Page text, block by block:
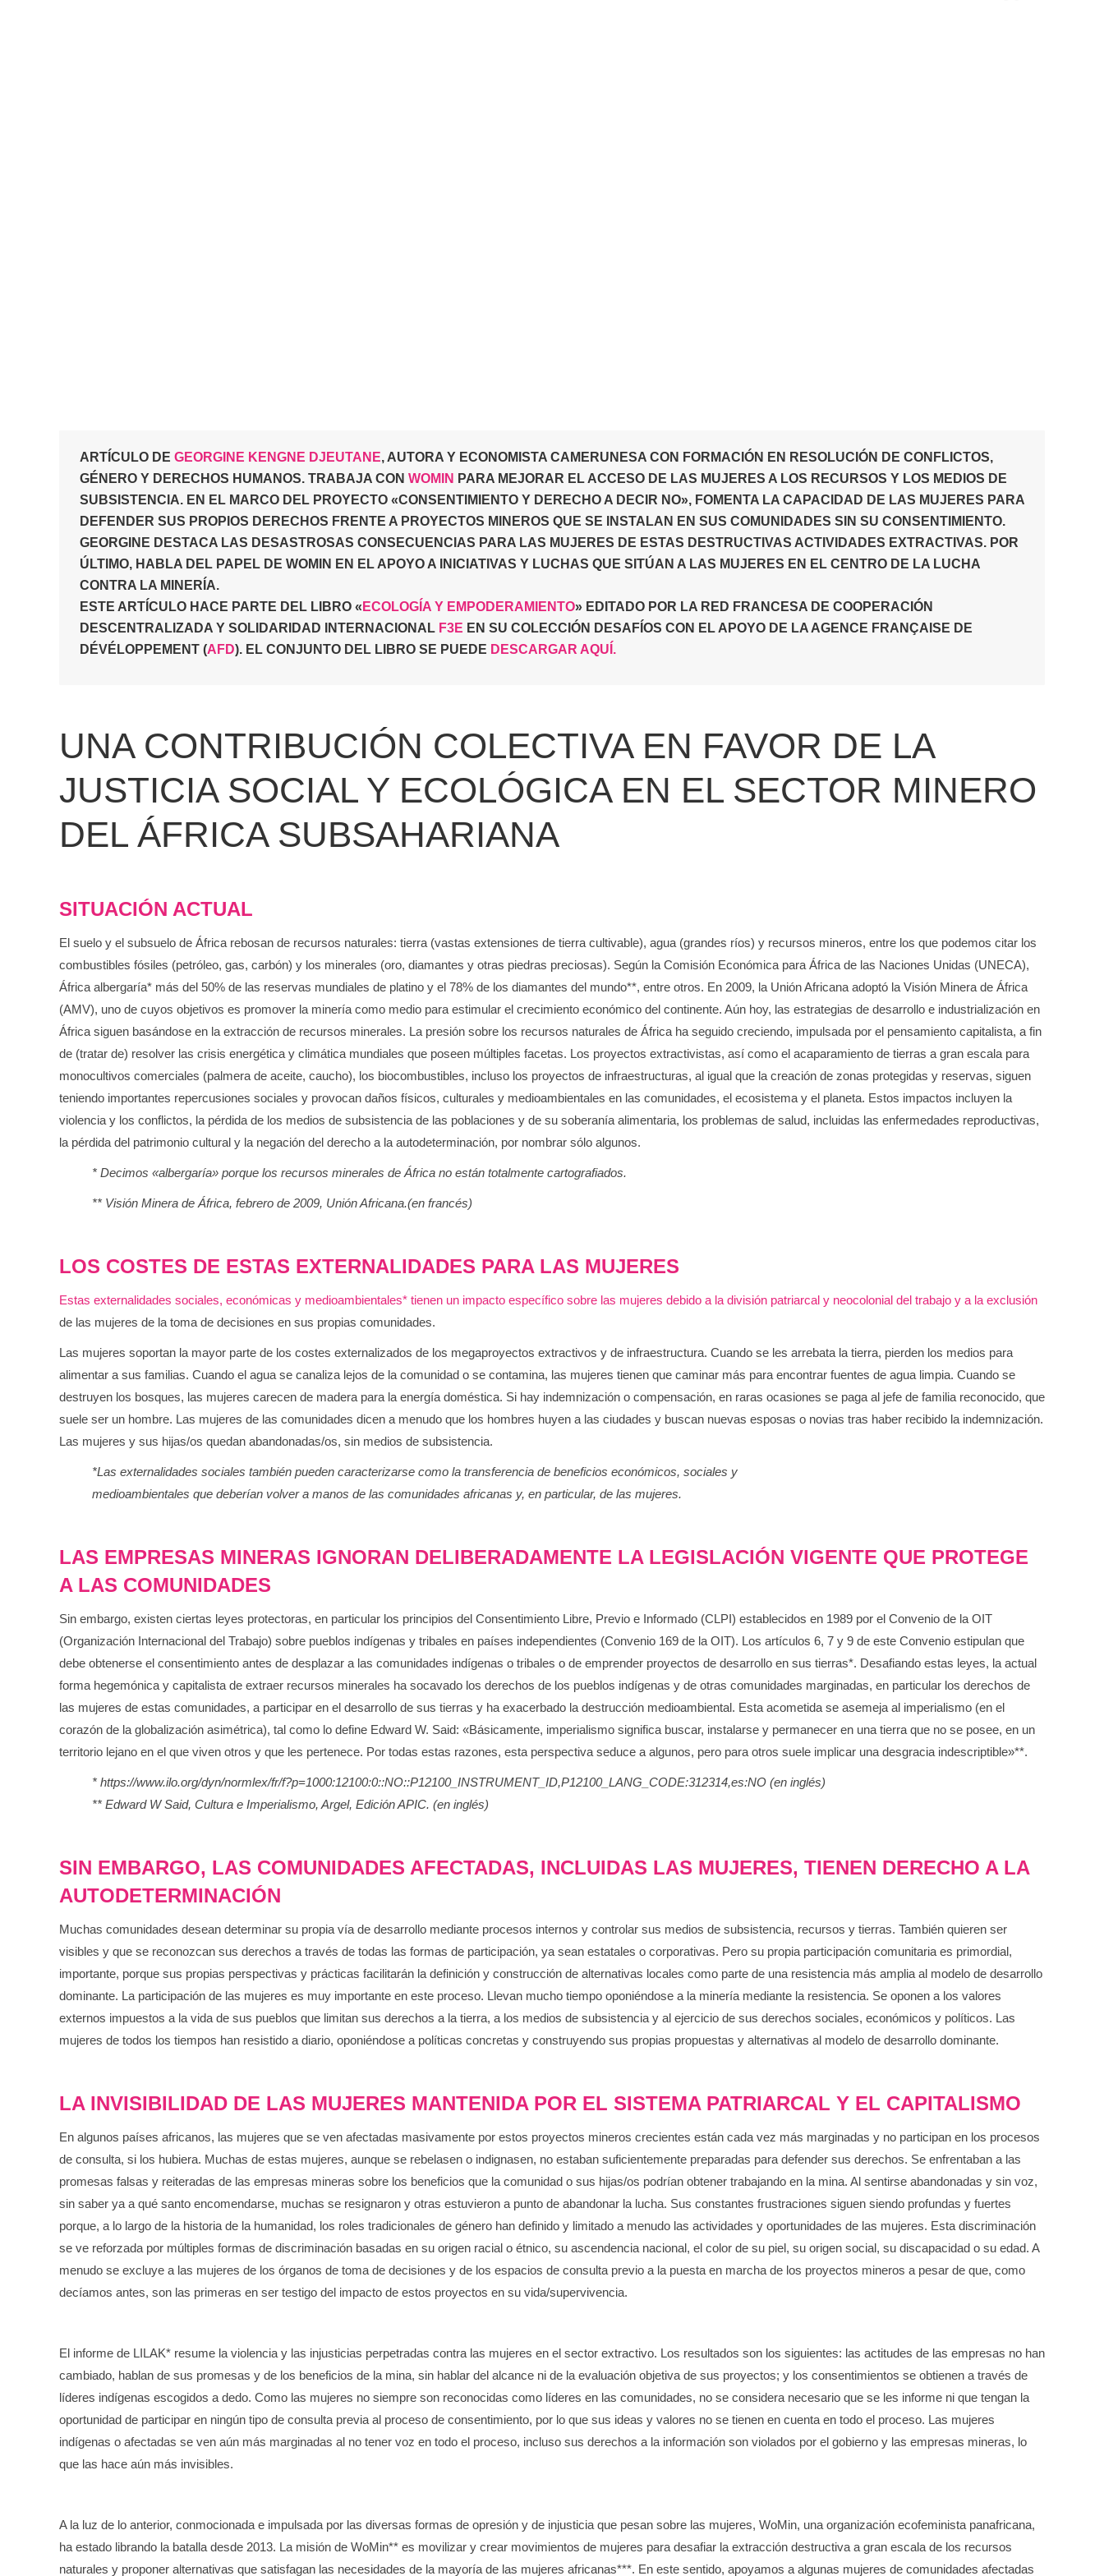
ARTÍCULO DE GEORGINE KENGNE DJEUTANE, AUTORA Y ECONOMISTA CAMERUNESA CON FORMACIÓN EN RESOLUCIÓN DE CONFLICTOS,
GÉNERO Y DERECHOS HUMANOS. TRABAJA CON WOMIN PARA MEJORAR EL ACCESO DE LAS MUJERES A LOS RECURSOS Y LOS MEDIOS DE
SUBSISTENCIA. EN EL MARCO DEL PROYECTO «CONSENTIMIENTO Y DERECHO A DECIR NO», FOMENTA LA CAPACIDAD DE LAS MUJERES PARA
DEFENDER SUS PROPIOS DERECHOS FRENTE A PROYECTOS MINEROS QUE SE INSTALAN EN SUS COMUNIDADES SIN SU CONSENTIMIENTO.
GEORGINE DESTACA LAS DESASTROSAS CONSECUENCIAS PARA LAS MUJERES DE ESTAS DESTRUCTIVAS ACTIVIDADES EXTRACTIVAS. POR
ÚLTIMO, HABLA DEL PAPEL DE WOMIN EN EL APOYO A INICIATIVAS Y LUCHAS QUE SITÚAN A LAS MUJERES EN EL CENTRO DE LA LUCHA
CONTRA LA MINERÍA.
ESTE ARTÍCULO HACE PARTE DEL LIBRO « ECOLOGÍA Y EMPODERAMIENTO» EDITADO POR LA RED FRANCESA DE COOPERACIÓN
DESCENTRALIZADA Y SOLIDARIDAD INTERNACIONAL F3E EN SU COLECCIÓN DESAFÍOS CON EL APOYO DE LA AGENCE FRANÇAISE DE
DÉVÉLOPPEMENT (AFD). EL CONJUNTO DEL LIBRO SE PUEDE DESCARGAR AQUÍ .
UNA CONTRIBUCIÓN COLECTIVA EN FAVOR DE LA
JUSTICIA SOCIAL Y ECOLÓGICA EN EL SECTOR MINERO
DEL ÁFRICA SUBSAHARIANA
SITUACIÓN ACTUAL
El suelo y el subsuelo de África rebosan de recursos naturales: tierra (vastas extensiones de tierra cultivable), agua (grandes ríos) y recursos mineros, entre los que podemos citar los
combustibles fósiles (petróleo, gas, carbón) y los minerales (oro, diamantes y otras piedras preciosas). Según la Comisión Económica para África de las Naciones Unidas (UNECA),
África albergaría* más del 50% de las reservas mundiales de platino y el 78% de los diamantes del mundo**, entre otros. En 2009, la Unión Africana adoptó la Visión Minera de África
(AMV), uno de cuyos objetivos es promover la minería como medio para estimular el crecimiento económico del continente. Aún hoy, las estrategias de desarrollo e industrialización en
África siguen basándose en la extracción de recursos minerales. La presión sobre los recursos naturales de África ha seguido creciendo, impulsada por el pensamiento capitalista, a fin
de (tratar de) resolver las crisis energética y climática mundiales que poseen múltiples facetas. Los proyectos extractivistas, así como el acaparamiento de tierras a gran escala para
monocultivos comerciales (palmera de aceite, caucho), los biocombustibles, incluso los proyectos de infraestructuras, al igual que la creación de zonas protegidas y reservas, siguen
teniendo importantes repercusiones sociales y provocan daños físicos, culturales y medioambientales en las comunidades, el ecosistema y el planeta. Estos impactos incluyen la
violencia y los conflictos, la pérdida de los medios de subsistencia de las poblaciones y de su soberanía alimentaria, los problemas de salud, incluidas las enfermedades reproductivas,
la pérdida del patrimonio cultural y la negación del derecho a la autodeterminación, por nombrar sólo algunos.
* Decimos «albergaría» porque los recursos minerales de África no están totalmente cartografiados.
** Visión Minera de África, febrero de 2009, Unión Africana.(en francés)
LOS COSTES DE ESTAS EXTERNALIDADES PARA LAS MUJERES
Estas externalidades sociales, económicas y medioambientales* tienen un impacto específico sobre las mujeres debido a la división patriarcal y neocolonial del trabajo y a la exclusión
de las mujeres de la toma de decisiones en sus propias comunidades.
Las mujeres soportan la mayor parte de los costes externalizados de los megaproyectos extractivos y de infraestructura. Cuando se les arrebata la tierra, pierden los medios para
alimentar a sus familias. Cuando el agua se canaliza lejos de la comunidad o se contamina, las mujeres tienen que caminar más para encontrar fuentes de agua limpia. Cuando se
destruyen los bosques, las mujeres carecen de madera para la energía doméstica. Si hay indemnización o compensación, en raras ocasiones se paga al jefe de familia reconocido, que
suele ser un hombre. Las mujeres de las comunidades dicen a menudo que los hombres huyen a las ciudades y buscan nuevas esposas o novias tras haber recibido la indemnización.
Las mujeres y sus hijas/os quedan abandonadas/os, sin medios de subsistencia.
*Las externalidades sociales también pueden caracterizarse como la transferencia de beneficios económicos, sociales y
medioambientales que deberían volver a manos de las comunidades africanas y, en particular, de las mujeres.
LAS EMPRESAS MINERAS IGNORAN DELIBERADAMENTE LA LEGISLACIÓN VIGENTE QUE PROTEGE
A LAS COMUNIDADES
Sin embargo, existen ciertas leyes protectoras, en particular los principios del Consentimiento Libre, Previo e Informado (CLPI) establecidos en 1989 por el Convenio de la OIT
(Organización Internacional del Trabajo) sobre pueblos indígenas y tribales en países independientes (Convenio 169 de la OIT). Los artículos 6, 7 y 9 de este Convenio estipulan que
debe obtenerse el consentimiento antes de desplazar a las comunidades indígenas o tribales o de emprender proyectos de desarrollo en sus tierras*. Desafiando estas leyes, la actual
forma hegemónica y capitalista de extraer recursos minerales ha socavado los derechos de los pueblos indígenas y de otras comunidades marginadas, en particular los derechos de
las mujeres de estas comunidades, a participar en el desarrollo de sus tierras y ha exacerbado la destrucción medioambiental. Esta acometida se asemeja al imperialismo (en el
corazón de la globalización asimétrica), tal como lo define Edward W. Said: «Básicamente, imperialismo significa buscar, instalarse y permanecer en una tierra que no se posee, en un
territorio lejano en el que viven otros y que les pertenece. Por todas estas razones, esta perspectiva seduce a algunos, pero para otros suele implicar una desgracia indescriptible»**.
* https://www.ilo.org/dyn/normlex/fr/f?p=1000:12100:0::NO::P12100_INSTRUMENT_ID,P12100_LANG_CODE:312314,es:NO (en inglés)
** Edward W Said, Cultura e Imperialismo, Argel, Edición APIC. (en inglés)
SIN EMBARGO, LAS COMUNIDADES AFECTADAS, INCLUIDAS LAS MUJERES, TIENEN DERECHO A LA
AUTODETERMINACIÓN
Muchas comunidades desean determinar su propia vía de desarrollo mediante procesos internos y controlar sus medios de subsistencia, recursos y tierras. También quieren ser
visibles y que se reconozcan sus derechos a través de todas las formas de participación, ya sean estatales o corporativas. Pero su propia participación comunitaria es primordial,
importante, porque sus propias perspectivas y prácticas facilitarán la definición y construcción de alternativas locales como parte de una resistencia más amplia al modelo de desarrollo
dominante. La participación de las mujeres es muy importante en este proceso. Llevan mucho tiempo oponiéndose a la minería mediante la resistencia. Se oponen a los valores
externos impuestos a la vida de sus pueblos que limitan sus derechos a la tierra, a los medios de subsistencia y al ejercicio de sus derechos sociales, económicos y políticos. Las
mujeres de todos los tiempos han resistido a diario, oponiéndose a políticas concretas y construyendo sus propias propuestas y alternativas al modelo de desarrollo dominante.
LA INVISIBILIDAD DE LAS MUJERES MANTENIDA POR EL SISTEMA PATRIARCAL Y EL CAPITALISMO
En algunos países africanos, las mujeres que se ven afectadas masivamente por estos proyectos mineros crecientes están cada vez más marginadas y no participan en los procesos
de consulta, si los hubiera. Muchas de estas mujeres, aunque se rebelasen o indignasen, no estaban suficientemente preparadas para defender sus derechos. Se enfrentaban a las
promesas falsas y reiteradas de las empresas mineras sobre los beneficios que la comunidad o sus hijas/os podrían obtener trabajando en la mina. Al sentirse abandonadas y sin voz,
sin saber ya a qué santo encomendarse, muchas se resignaron y otras estuvieron a punto de abandonar la lucha. Sus constantes frustraciones siguen siendo profundas y fuertes
porque, a lo largo de la historia de la humanidad, los roles tradicionales de género han definido y limitado a menudo las actividades y oportunidades de las mujeres. Esta discriminación
se ve reforzada por múltiples formas de discriminación basadas en su origen racial o étnico, su ascendencia nacional, el color de su piel, su origen social, su discapacidad o su edad. A
menudo se excluye a las mujeres de los órganos de toma de decisiones y de los espacios de consulta previo a la puesta en marcha de los proyectos mineros a pesar de que, como
decíamos antes, son las primeras en ser testigo del impacto de estos proyectos en su vida/supervivencia.
El informe de LILAK* resume la violencia y las injusticias perpetradas contra las mujeres en el sector extractivo. Los resultados son los siguientes: las actitudes de las empresas no han
cambiado, hablan de sus promesas y de los beneficios de la mina, sin hablar del alcance ni de la evaluación objetiva de sus proyectos; y los consentimientos se obtienen a través de
líderes indígenas escogidos a dedo. Como las mujeres no siempre son reconocidas como líderes en las comunidades, no se considera necesario que se les informe ni que tengan la
oportunidad de participar en ningún tipo de consulta previa al proceso de consentimiento, por lo que sus ideas y valores no se tienen en cuenta en todo el proceso. Las mujeres
indígenas o afectadas se ven aún más marginadas al no tener voz en todo el proceso, incluso sus derechos a la información son violados por el gobierno y las empresas mineras, lo
que las hace aún más invisibles.
A la luz de lo anterior, conmocionada e impulsada por las diversas formas de opresión y de injusticia que pesan sobre las mujeres, WoMin, una organización ecofeminista panafricana,
ha estado librando la batalla desde 2013. La misión de WoMin** es movilizar y crear movimientos de mujeres para desafiar la extracción destructiva a gran escala de los recursos
naturales y proponer alternativas que satisfagan las necesidades de la mayoría de las mujeres africanas***. En este sentido, apoyamos a algunas mujeres de comunidades afectadas